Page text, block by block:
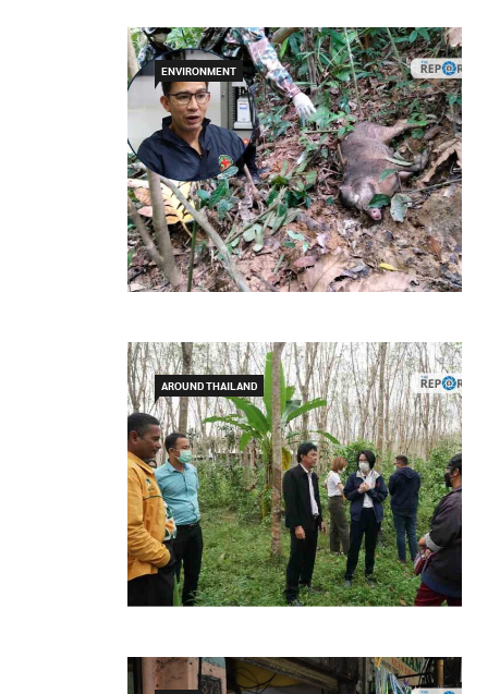
ENVIRONMENT
AROUND THAILAND